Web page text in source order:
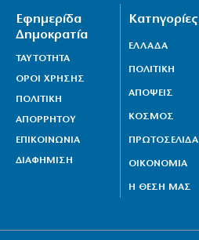
Εφημερίδα
Δημοκρατία
ΤΑΥΤΟΤΗΤΑ
ΟΡΟΙ ΧΡΗΣΗΣ
ΠΟΛΙΤΙΚΗ
ΑΠΟΡΡΗΤΟΥ
ΕΠΙΚΟΙΝΩΝΙΑ
ΔΙΑΦΗΜΙΣΗ
Κατηγορίες
ΕΛΛΑΔΑ
ΠΟΛΙΤΙΚΗ
ΑΠΟΨΕΙΣ
ΚΟΣΜΟΣ
ΠΡΩΤΟΣΕΛΙΔΑ
ΟΙΚΟΝΟΜΙΑ
Η ΘΕΣΗ ΜΑΣ